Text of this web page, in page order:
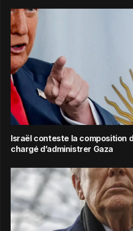
Israël conteste la composition
chargé d’administrer Gaza